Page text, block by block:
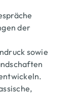
der
sowie